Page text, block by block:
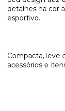
detalhes na cor
esportivo.
Compacta, leve
acessórios e